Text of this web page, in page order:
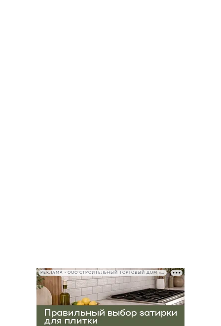
РЕКЛАМА • ООО СТРОИТЕЛЬНЫЙ ТОРГОВЫЙ ДОМ «ПЕТРОВИЧ», ИНН 7802348846